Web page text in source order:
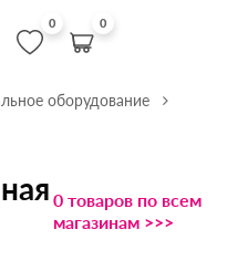
0 0
оборудование
0 товаров по всем
магазинам >>>